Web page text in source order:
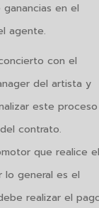
en el
agente.
con el
del artista y
este proceso
contrato.
que realice el
general es el
realizar el